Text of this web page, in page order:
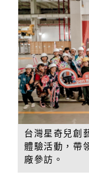
台灣星奇兒創
體驗活動，帶
廠參訪。